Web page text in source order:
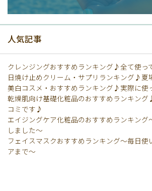
人気記事
クレンジングおすすめランキング♪全て使っ
日焼け止めクリーム・サプリランキング♪夏
美白コスメ・おすすめランキング♪実際に使
乾燥肌向け基礎化粧品のおすすめランキン
コミです♪
エイジングケア化粧品のおすすめランキング
しました〜
フェイスマスクおすすめランキング〜毎日使
アまで〜